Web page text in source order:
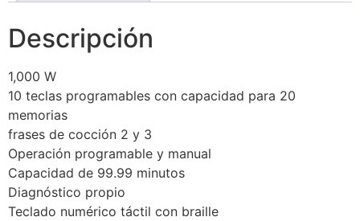
Descripción
1,000 W
10 teclas programables con capacidad para 20
memorias
frases de cocción 2 y 3
Operación programable y manual
Capacidad de 99.99 minutos
Diagnóstico propio
Teclado numérico táctil con braille